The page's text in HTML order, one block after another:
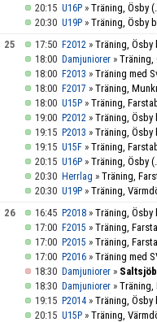
20:15 U16P » Träning, Ösby
20:30 U19P » Träning, Ösby
25
17:50 F2012 » Träning, Ösby
18:00 Damjuniorer » Träning,
18:00 F2013 » Träning med
18:00 F2017 » Träning,
18:00 U15P » Träning,
19:00 P2012 » Träning, Ösby
19:15 P2013 » Träning, Ösby
19:15 U15F » Träning,
20:15 U16P » Träning, Ösby
20:30 Herrlag » Träning,
20:30 U19P » Träning,
26
16:45 P2018 » Träning, Ösby
17:00 F2015 » Träning,
17:00 P2015 » Träning,
17:00 P2016 » Träning med
18:30 Damjuniorer »
18:30 Damjuniorer » Träning,
19:15 P2014 » Träning, Ösby
20:15 U15P » Träning,